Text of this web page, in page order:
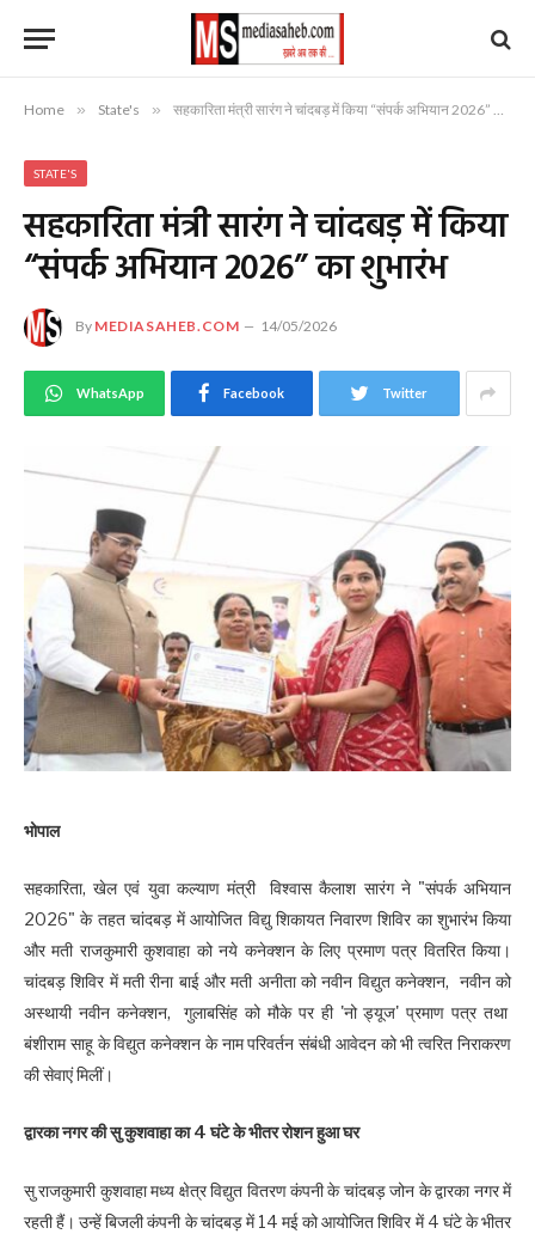
Home » State's » सहकारिता मंत्री सारंग ने चांदबड़ में किया “संपर्क अभियान 2026” का शुभारंभ
STATE'S
सहकारिता मंत्री सारंग ने चांदबड़ में किया
“संपर्क अभियान 2026” का शुभारंभ
By MEDIASAHEB.COM 14/05/2026
WhatsApp Facebook Twitter
भोपाल
सहकारिता, खेल एवं युवा कल्याण मंत्री विश्वास कैलाश सारंग ने "संपर्क अभियान
2026" के तहत चांदबड़ में आयोजित विद्यु शिकायत निवारण शिविर का शुभारंभ किया
और मती राजकुमारी कुशवाहा को नये कनेक्शन के लिए प्रमाण पत्र वितरित किया।
चांदबड़ शिविर में मती रीना बाई और मती अनीता को नवीन विद्युत कनेक्शन, नवीन को
अस्थायी नवीन कनेक्शन, गुलाबसिंह को मौके पर ही 'नो ड्यूज' प्रमाण पत्र तथा
बंशीराम साहू के विद्युत कनेक्शन के नाम परिवर्तन संबंधी आवेदन को भी त्वरित निराकरण
की सेवाएं मिलीं।
द्वारका नगर की सु कुशवाहा का 4 घंटे के भीतर रोशन हुआ घर
सु राजकुमारी कुशवाहा मध्य क्षेत्र विद्युत वितरण कंपनी के चांदबड़ जोन के द्वारका नगर में
रहती हैं। उन्हें बिजली कंपनी के चांदबड़ में 14 मई को आयोजित शिविर में 4 घंटे के भीतर